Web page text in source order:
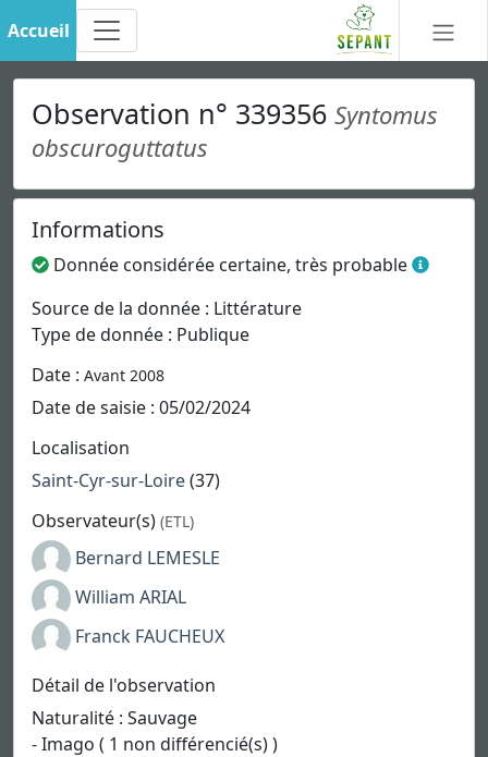
Accueil
Observation n° 339356 Syntomus
obscuroguttatus
Informations
Donnée considérée certaine, très probable
Source de la donnée : Littérature
Type de donnée : Publique
Date : Avant 2008
Date de saisie : 05/02/2024
Localisation
Saint-Cyr-sur-Loire(37)
Observateur(s) (ETL)
Bernard LEMESLE
William ARIAL
Franck FAUCHEUX
Détail de l'observation
Naturalité : Sauvage
- Imago ( 1 non différencié(s) )